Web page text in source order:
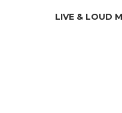
LIVE & LOUD